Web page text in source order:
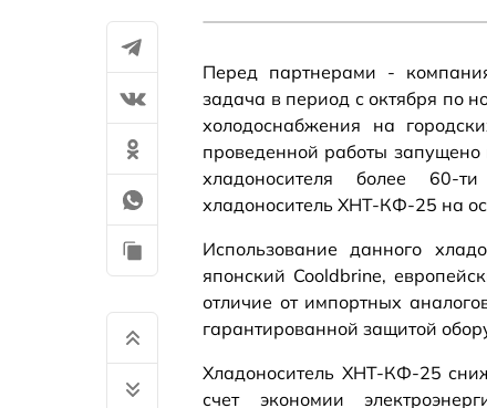
Перед партнерами -
задача в период с октября по
холодоснабжения на
проведенной работы
хладоносителя более
хладоноситель ХНТ-КФ-25 на
Использование данного
японский Cooldbrine,
отличие от импортных
гарантированной защитой
Хладоноситель ХНТ-КФ-25
счет экономии